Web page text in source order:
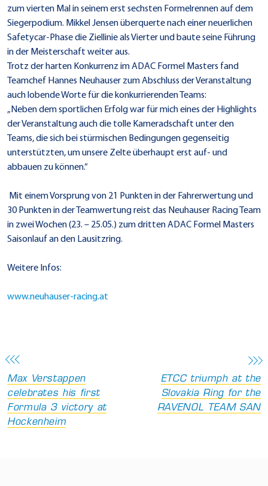
zum vierten Mal in seinem erst sechsten Formelrennen auf dem
Siegerpodium. Mikkel Jensen überquerte nach einer neuerlichen
Safetycar-Phase die Ziellinie als Vierter und baute seine Führung
in der Meisterschaft weiter aus.
Trotz der harten Konkurrenz im ADAC Formel Masters fand
Teamchef Hannes Neuhauser zum Abschluss der Veranstaltung
auch lobende Worte für die konkurrierenden Teams:
„Neben dem sportlichen Erfolg war für mich eines der Highlights
der Veranstaltung auch die tolle Kameradschaft unter den
Teams, die sich bei stürmischen Bedingungen gegenseitig
unterstützten, um unsere Zelte überhaupt erst auf- und
abbauen zu können.“
Mit einem Vorsprung von 21 Punkten in der Fahrerwertung und
30 Punkten in der Teamwertung reist das Neuhauser Racing Team
in zwei Wochen (23. – 25.05.) zum dritten ADAC Formel Masters
Saisonlauf an den Lausitzring.
Weitere Infos:
www.neuhauser-racing.at
Max Verstappen
celebrates his first
Formula 3 victory at
Hockenheim
ETCC triumph at the
Slovakia Ring for the
RAVENOL TEAM SAN